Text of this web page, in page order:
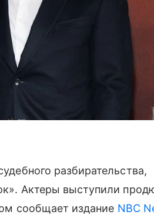
разбирательства,
Актеры выступили
сообщает издание NBC